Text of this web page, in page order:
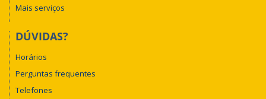
Mais serviços
DÚVIDAS?
Horários
Perguntas frequentes
Telefones